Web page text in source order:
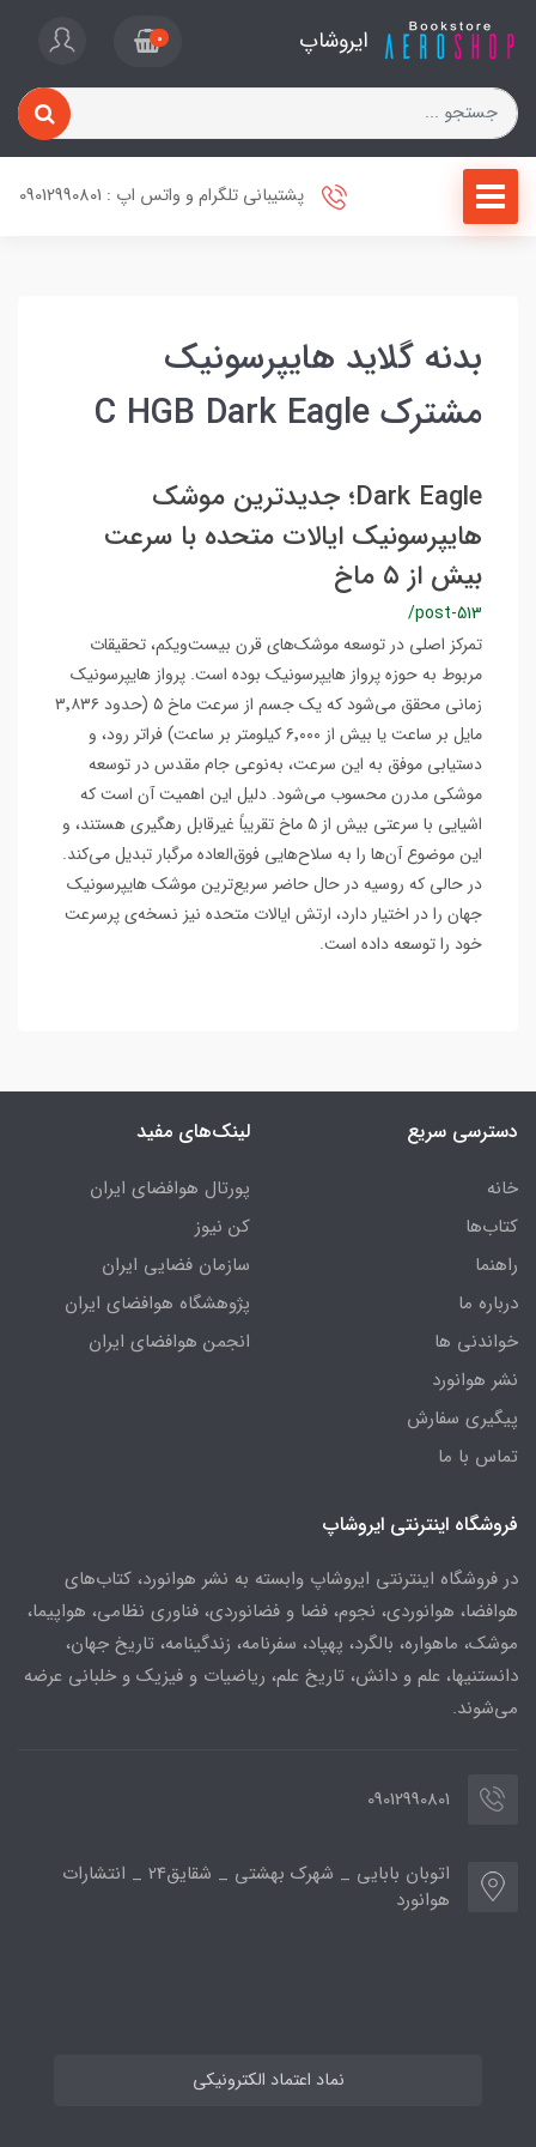
ایروشاپ 0
پشتیبانی تلگرام و واتس اپ : 09012990801
بدنه گلاید هایپرسونیک
مشترک C HGB Dark Eagle
Dark Eagle؛ جدیدترین موشک
هایپرسونیک ایالات متحده با سرعت
بیش از ۵ ماخ
/post-513
تمرکز اصلی در توسعه موشک‌های قرن بیست‌ویکم، تحقیقات
مربوط به حوزه پرواز هایپرسونیک بوده است. پرواز هایپرسونیک
زمانی محقق می‌شود که یک جسم از سرعت ماخ ۵ (حدود ۳٬۸۳۶
مایل بر ساعت یا بیش از ۶٬۰۰۰ کیلومتر بر ساعت) فراتر رود، و
دستیابی موفق به این سرعت، به‌نوعی جام مقدس در توسعه
موشکی مدرن محسوب می‌شود. دلیل این اهمیت آن است که
اشیایی با سرعتی بیش از ۵ ماخ تقریباً غیرقابل رهگیری هستند، و
این موضوع آن‌ها را به سلاح‌هایی فوق‌العاده مرگبار تبدیل می‌کند.
در حالی که روسیه در حال حاضر سریع‌ترین موشک هایپرسونیک
جهان را در اختیار دارد، ارتش ایالات متحده نیز نسخه‌ی پرسرعت
خود را توسعه داده است.
دسترسی سریع
خانه
کتاب‌ها
راهنما
درباره ما
خواندنی ها
نشر هوانورد
پیگیری سفارش
تماس با ما
لینک‌های مفید
پورتال هوافضای ایران
کن نیوز
سازمان فضایی ایران
پژوهشگاه هوافضای ایران
انجمن هوافضای ایران
فروشگاه اینترنتی ایروشاپ
در فروشگاه اینترنتی ایروشاپ وابسته به نشر هوانورد، کتاب‌های
هوافضا، هوانوردی، نجوم، فضا و فضانوردی، فناوری نظامی، هواپیما،
موشک، ماهواره، بالگرد، پهپاد، سفرنامه، زندگینامه، تاریخ جهان،
دانستنیها، علم و دانش، تاریخ علم، ریاضیات و فیزیک و خلبانی عرضه
می‌شوند.
09012990801
اتوبان بابایی _ شهرک بهشتی _ شقایق24 _ انتشارات
هوانورد
نماد اعتماد الکترونیکی